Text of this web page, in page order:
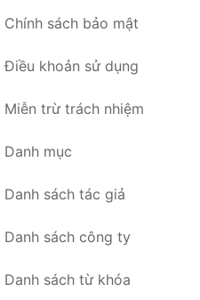
Chính sách bảo mật
Điều khoản sử dụng
Miễn trừ trách nhiệm
Danh mục
Danh sách tác giả
Danh sách công ty
Danh sách từ khóa